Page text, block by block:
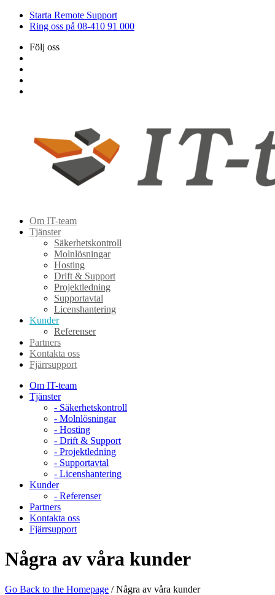
Starta Remote Support
Ring oss på 08-410 91 000
Följ oss
Om IT-team
Tjänster
Säkerhetskontroll
Molnlösningar
Hosting
Drift & Support
Projektledning
Supportavtal
Licenshantering
Kunder
Referenser
Partners
Kontakta oss
Fjärrsupport
Om IT-team
Tjänster
- Säkerhetskontroll
- Molnlösningar
- Hosting
- Drift & Support
- Projektledning
- Supportavtal
- Licenshantering
Kunder
- Referenser
Partners
Kontakta oss
Fjärrsupport
Några av våra kunder
Go Back to the Homepage /Några av våra kunder